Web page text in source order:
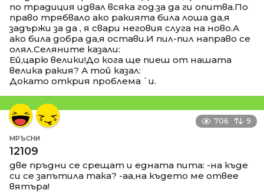
по традиция идвал всяка год.за да ги опитва.По
право трябвало ако ракията била лоша да,я
задържи за да , я свари неговия слуга на ново.А
ако била добра да,я остави.И пил-пил направо се
олял.Селяните казали:
Ей,царю велики!До кога ще пиеш от нашата
велика ракия? А той казал:
Докато открия проблема `и.
706 9
МРЪСНИ
12109
две пръдни се срещат и едната пита: -на къде
си се запътила така? -аа,на където ме отвее
вятъра!